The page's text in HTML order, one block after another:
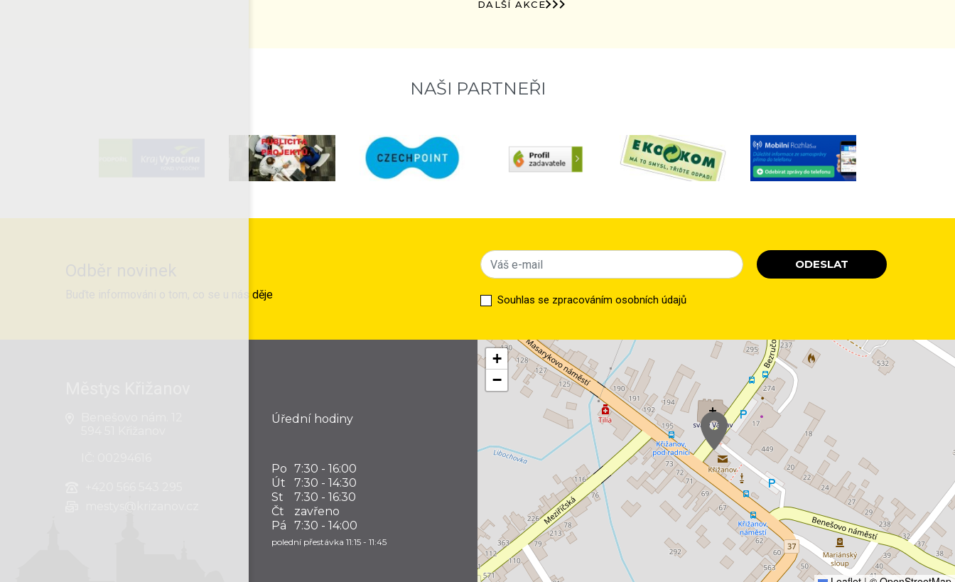
DALŠÍ AKCE
NAŠI PARTNEŘI
Buďte informováni o tom, co se u nás děje Souhlas se zpracováním osobních údajů
ODESLAT
Úřední hodiny
Po 7:30 - 16:00
Út
7:30 - 14:30
St
7:30 - 16:30
Čt
zavřeno
Pá
7:30 - 14:00
polední přestávka 11:15 - 11:45
+
−